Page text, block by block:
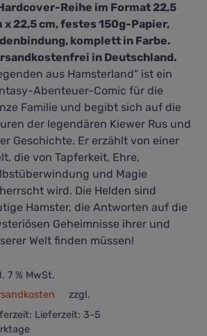
Reihe im Format 22,5
x 22,5 cm, festes 150g-Papier,
komplett in Farbe.
in Deutschland.
aus Hamsterland“ ist ein
Abenteuer-Comic für die
Familie und begibt sich auf die
der legendären Kiewer Rus und
Geschichte. Er erzählt von einer
die von Tapferkeit, Ehre,
und Magie
wird. Die Helden sind
Hamster, die Antworten auf die
Geheimnisse ihrer und
Welt finden müssen!
7 % MwSt.
zzgl.
Lieferzeit: 3-5